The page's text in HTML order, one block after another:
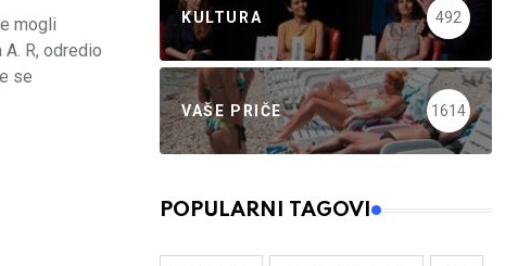
mogli
R, odredio
se
KULTURA 492
VAŠE PRIČE 1614
POPULARNI TAGOVI